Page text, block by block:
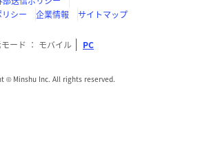
シー
企業情報 サイトマップ
ード モバイル PC
© Minshu Inc. All rights reserved.